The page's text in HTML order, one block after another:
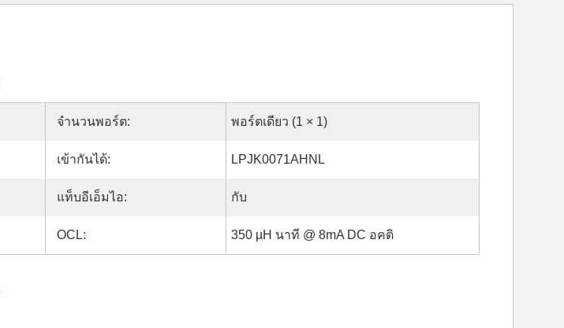
จำนวนพอร์ต: พอร์ตเดียว (1 × 1)
เข้ากันได้: LPJK0071AHNL
แท็บอีเอ็มไอ: กับ
OCL: 350 µH นาที @ 8mA DC อคติ